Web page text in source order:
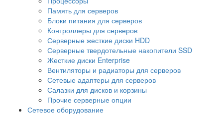
Память для серверов
Блоки питания для серверов
Контроллеры для серверов
Серверные жесткие диски HDD
Серверные твердотельные накопители SSD
Жесткие диски Enterprise
Вентиляторы и радиаторы для серверов
Сетевые адаптеры для серверов
Салазки для дисков и корзины
Прочие серверные опции
Сетевое оборудование